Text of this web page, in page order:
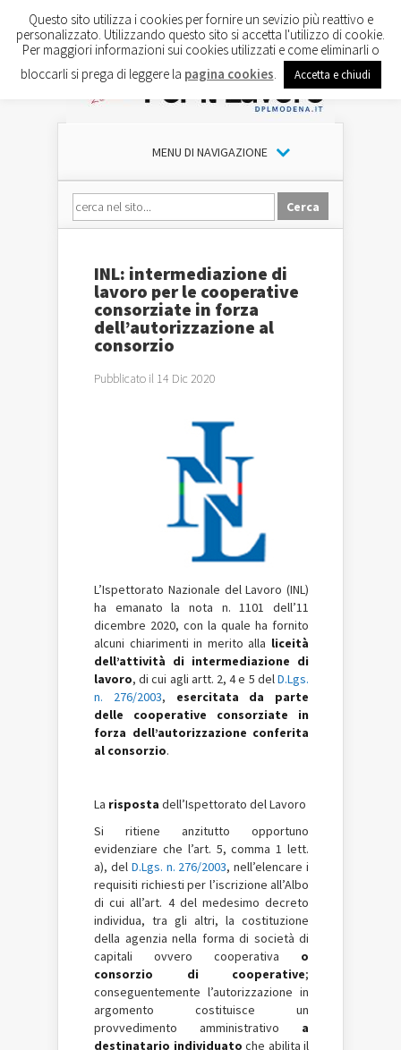
MENU DI NAVIGAZIONE
INL: intermediazione di
lavoro per le cooperative
consorziate in forza
dell’autorizzazione al
consorzio
Pubblicato il 14 Dic 2020
L’Ispettorato Nazionale del Lavoro (INL)
ha emanato la nota n. 1101 dell’11
dicembre 2020, con la quale ha fornito
alcuni chiarimenti in merito alla liceità
dell’attività di intermediazione di
lavoro, di cui agli artt. 2, 4 e 5 delD.Lgs.
n. 276/2003, esercitata da parte
delle cooperative consorziate in
forza dell’autorizzazione conferita
al consorzio.
La risposta dell’Ispettorato del Lavoro
Si ritiene anzitutto opportuno
evidenziare che l’art. 5, comma 1 lett.
a), del D.Lgs. n. 276/2003, nell’elencare i
requisiti richiesti per l’iscrizione all’Albo
di cui all’art. 4 del medesimo decreto
individua, tra gli altri, la costituzione
della agenzia nella forma di società di
capitali ovvero cooperativa o
consorzio di cooperative;
conseguentemente l’autorizzazione in
argomento costituisce un
provvedimento amministrativo a
destinatario individuato che abilita il
Questo sito utilizza i cookies per fornire un sevizio più reattivo e
personalizzato. Utilizzando questo sito si accetta l'utilizzo di cookie.
Per maggiori informazioni sui cookies utilizzati e come eliminarli o
bloccarli si prega di leggere la pagina cookies Accetta e chiudi